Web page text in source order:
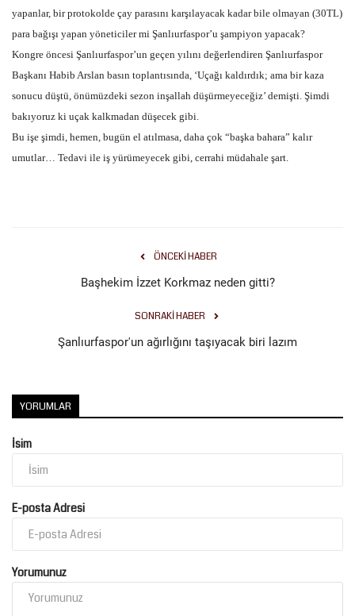
yapanlar, bir protokolde çay parasını karşılayacak kadar bile olmayan (30TL)
para bağışı yapan yöneticiler mi Şanlıurfaspor’u şampiyon yapacak?
Kongre öncesi Şanlıurfaspor’un geçen yılını değerlendiren Şanlıurfaspor
Başkanı Habib Arslan basın toplantısında, ‘Uçağı kaldırdık; ama bir kaza
sonucu düştü, önümüzdeki sezon inşallah düşürmeyeceğiz’ demişti. Şimdi
bakıyoruz ki uçak kalkmadan düşecek gibi.
Bu işe şimdi, hemen, bugün el atılmasa, daha çok “başka bahara” kalır
umutlar… Tedavi ile iş yürümeyecek gibi, cerrahi müdahale şart.
ÖNCEKI HABER
Başhekim İzzet Korkmaz neden gitti?
SONRAKI HABER
Şanlıurfaspor'un ağırlığını taşıyacak biri lazım
YORUMLAR
İsim
E-posta Adresi
Yorumunuz